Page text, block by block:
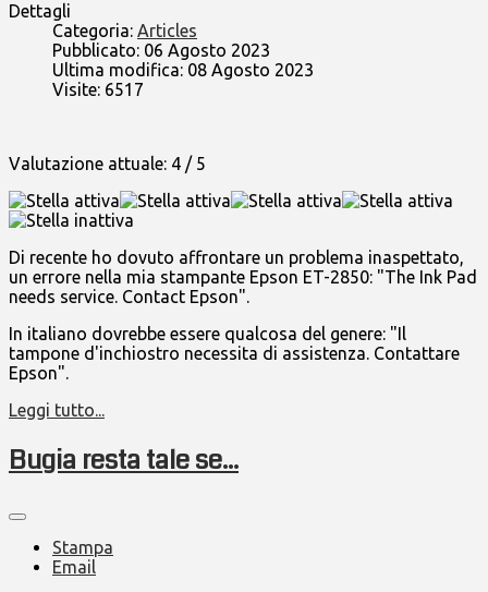
Dettagli
Categoria: Articles
Pubblicato: 06 Agosto 2023
Ultima modifica: 08 Agosto 2023
Visite: 6517
Valutazione attuale: 4 / 5
Di recente ho dovuto affrontare un problema inaspettato,
un errore nella mia stampante Epson ET-2850: "The Ink Pad
needs service. Contact Epson".
In italiano dovrebbe essere qualcosa del genere: "Il
tampone d'inchiostro necessita di assistenza. Contattare
Epson".
Leggi tutto...
Bugia resta tale se...
Stampa
Email